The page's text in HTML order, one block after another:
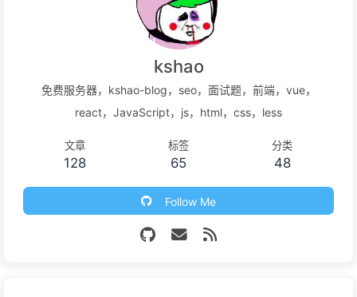
kshao
免费服务器，kshao-blog，seo，面试题，前端，vue，
react，JavaScript，js，html，css，less
文章
128
标签
65
分类
48
Follow Me